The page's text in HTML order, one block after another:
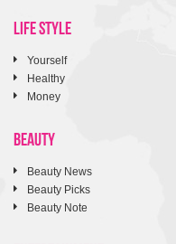
LIFE STYLE
Yourself
Healthy
Money
BEAUTY
Beauty News
Beauty Picks
Beauty Note